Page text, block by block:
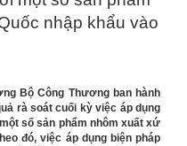
nhập khẩu vào
Bộ Công Thương ban hành
rà soát cuối kỳ việc áp dụng
số sản phẩm nhôm xuất xứ
đó, việc áp dụng biện pháp